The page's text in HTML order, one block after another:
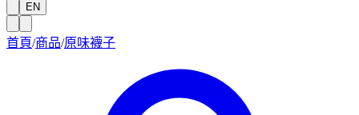
EN
首頁/商品/原味襪子